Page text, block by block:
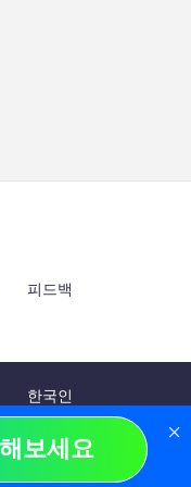
보세요
피드백
한국인